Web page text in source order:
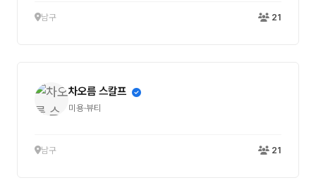
남구 21
차오름 스칼프
미용·뷰티
남구 21